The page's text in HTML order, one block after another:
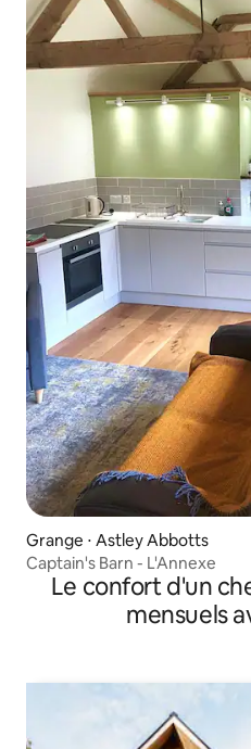
Grange ⋅ Astley Abbotts
Captain's Barn - L'Annexe
Le confort d'un
mensuels